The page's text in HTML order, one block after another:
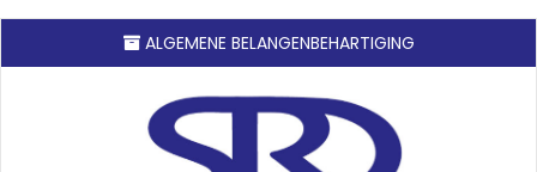
ALGEMENE BELANGENBEHARTIGING